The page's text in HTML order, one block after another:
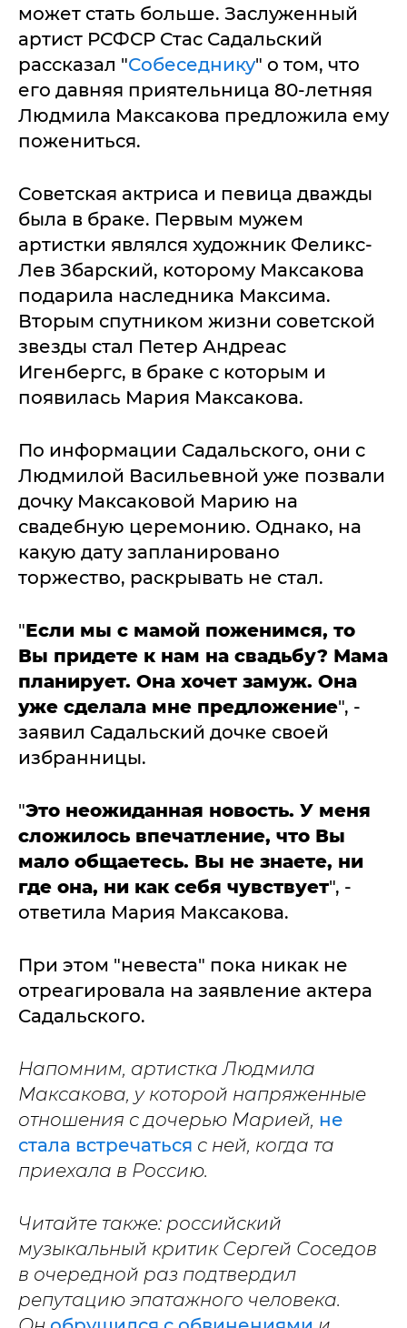
может стать больше. Заслуженный
артист РСФСР Стас Садальский
рассказал "Собеседнику" о том, что
его давняя приятельница 80-летняя
Людмила Максакова предложила ему
пожениться.
Советская актриса и певица дважды
была в браке. Первым мужем
артистки являлся художник Феликс-
Лев Збарский, которому Максакова
подарила наследника Максима.
Вторым спутником жизни советской
звезды стал Петер Андреас
Игенбергс, в браке с которым и
появилась Мария Максакова.
По информации Садальского, они с
Людмилой Васильевной уже позвали
дочку Максаковой Марию на
свадебную церемонию. Однако, на
какую дату запланировано
торжество, раскрывать не стал.
"Если мы с мамой поженимся, то
Вы придете к нам на свадьбу? Мама
планирует. Она хочет замуж. Она
уже сделала мне предложение", -
заявил Садальский дочке своей
избранницы.
"Это неожиданная новость. У меня
сложилось впечатление, что Вы
мало общаетесь. Вы не знаете, ни
где она, ни как себя чувствует", -
ответила Мария Максакова.
При этом "невеста" пока никак не
отреагировала на заявление актера
Садальского.
Напомним, артистка Людмила
Максакова, у которой напряженные
отношения с дочерью Марией, не
стала встречаться с ней, когда та
приехала в Россию.
Читайте также: российский
музыкальный критик Сергей Соседов
в очередной раз подтвердил
репутацию эпатажного человека.